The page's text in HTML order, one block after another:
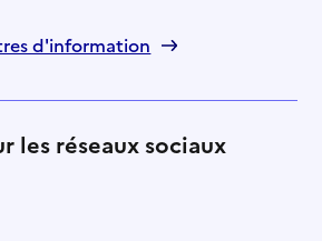
d'information
les réseaux sociaux